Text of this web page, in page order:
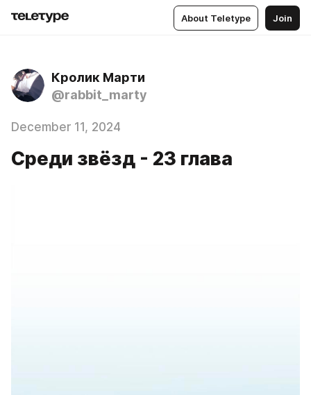
About Teletype Join
Кролик Марти
@rabbit_marty
December 11, 2024
Среди звёзд - 23 глава